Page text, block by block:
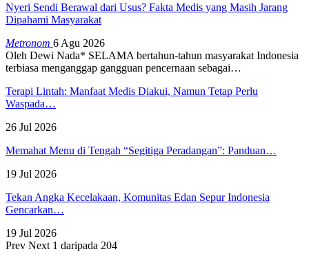
Nyeri Sendi Berawal dari Usus? Fakta Medis yang Masih Jarang
Dipahami Masyarakat
Metronom 6 Agu 2026
Oleh Dewi Nada* SELAMA bertahun-tahun masyarakat Indonesia
terbiasa menganggap gangguan pencernaan sebagai…
Terapi Lintah: Manfaat Medis Diakui, Namun Tetap Perlu
Waspada…
26 Jul 2026
Memahat Menu di Tengah “Segitiga Peradangan”: Panduan…
19 Jul 2026
Tekan Angka Kecelakaan, Komunitas Edan Sepur Indonesia
Gencarkan…
19 Jul 2026
Prev Next 1 daripada 204